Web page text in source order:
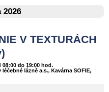
2026
V TEXTURÁCH
08:00 do 19:00 hod.
lázně a.s., Kavárna SOFIE,